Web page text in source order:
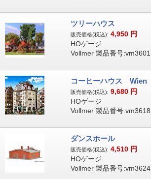
ツリーハウス
販売価格(税込): 4,950 円
HOゲージ
Vollmer 製品番号:vm3601
コーヒーハウス Wien
販売価格(税込): 9,680 円
HOゲージ
Vollmer 製品番号:vm3618
ダンスホール
販売価格(税込): 4,510 円
HOゲージ
Vollmer 製品番号:vm3624